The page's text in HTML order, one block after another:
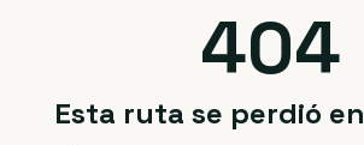
404
Esta ruta se perdió